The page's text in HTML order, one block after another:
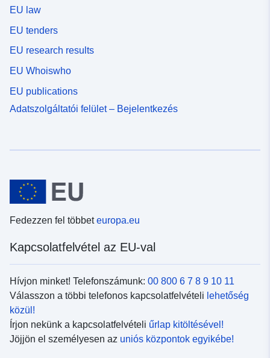
EU law
EU tenders
EU research results
EU Whoiswho
EU publications
Adatszolgáltatói felület – Bejelentkezés
Fedezzen fel többeteuropa.eu
Kapcsolatfelvétel az EU-val
Hívjon minket! Telefonszámunk: 00 800 6 7 8 9 10 11
Válasszon a többi telefonos kapcsolatfelvételi lehetőség
közül!
Írjon nekünk a kapcsolatfelvételi űrlap kitöltésével!
Jöjjön el személyesen az uniós központok egyikébe!